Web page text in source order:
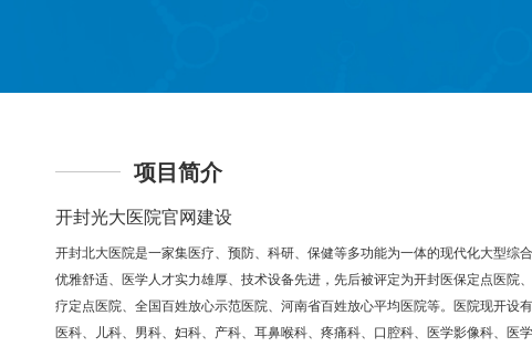
项目简介
开封光大医院官网建设
开封北大医院是一家集医疗、预防、科研、保健等多功能为一体的现代化大型综
优雅舒适、医学人才实力雄厚、技术设备先进，先后被评定为开封医保定点医院
疗定点医院、全国百姓放心示范医院、河南省百姓放心平均医院等。医院现开设
医科、儿科、男科、妇科、产科、耳鼻喉科、疼痛科、口腔科、医学影像科、医